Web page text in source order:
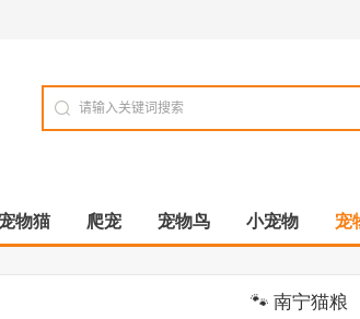
宠物猫 爬宠 宠物鸟 小宠物 宠
🐾 南宁猫粮